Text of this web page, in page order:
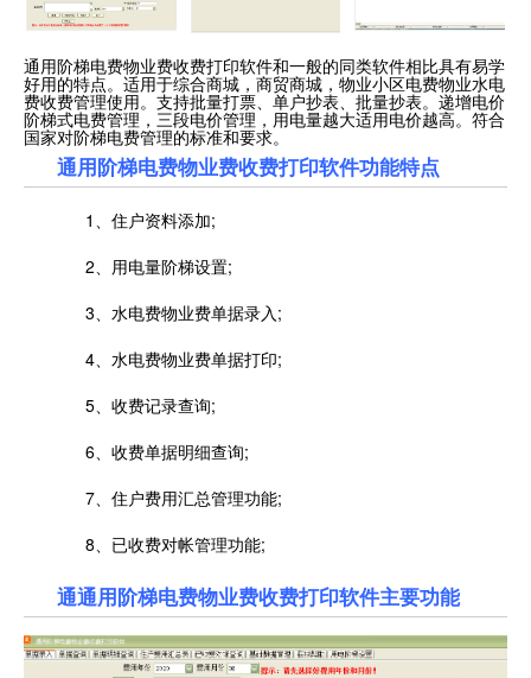
通用阶梯电费物业费收费打印软件和一般的同类软件相比具有易学
好用的特点。适用于综合商城，商贸商城，物业小区电费物业水电
费收费管理使用。支持批量打票、单户抄表、批量抄表。递增电价
阶梯式电费管理，三段电价管理，用电量越大适用电价越高。符合
国家对阶梯电费管理的标准和要求。
通用阶梯电费物业费收费打印软件功能特点
1、住户资料添加;
2、用电量阶梯设置;
3、水电费物业费单据录入;
4、水电费物业费单据打印;
5、收费记录查询;
6、收费单据明细查询;
7、住户费用汇总管理功能;
8、已收费对帐管理功能;
通通用阶梯电费物业费收费打印软件主要功能